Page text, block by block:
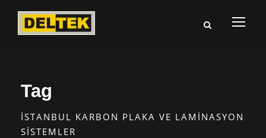
Tag
İSTANBUL KARBON PLAKA VE LAMINASYON
SISTEMLER